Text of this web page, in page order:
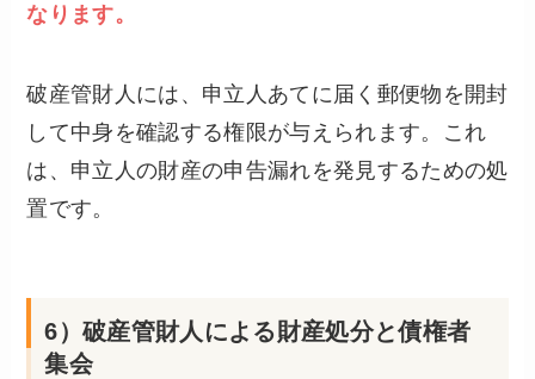
なります。
破産管財人には、申立人あてに届く郵便物を開封
して中身を確認する権限が与えられます。これ
は、申立人の財産の申告漏れを発見するための処
置です。
6）破産管財人による財産処分と債権者
集会